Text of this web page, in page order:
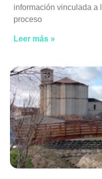
información vinculada a
proceso
Leer más »